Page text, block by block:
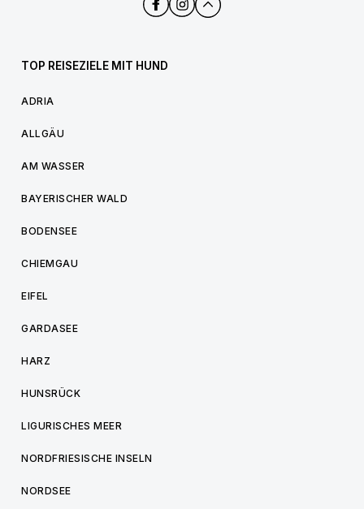
TOP REISEZIELE MIT HUND
ADRIA
ALLGÄU
AM WASSER
BAYERISCHER WALD
BODENSEE
CHIEMGAU
EIFEL
GARDASEE
HARZ
HUNSRÜCK
LIGURISCHES MEER
NORDFRIESISCHE INSELN
NORDSEE